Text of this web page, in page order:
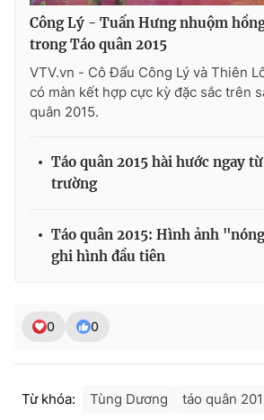
® Cấm sao chép dưới mọi hình thức nếu
thuận bằng văn bản. Ghi rõ nguồn VTV.vn
thông tin từ website này.
Công Lý - Tuấn Hưng nhuộm
trong Táo quân 2015
VTV.vn - Cô Đẩu Công Lý và Thiên
có màn kết hợp cực kỳ đặc sắc trên
quân 2015.
Táo quân 2015 hài hước ngay
trường
Táo quân 2015: Hình ảnh
ghi hình đầu tiên
0 0
Từ khóa: Tùng Dương táo quân